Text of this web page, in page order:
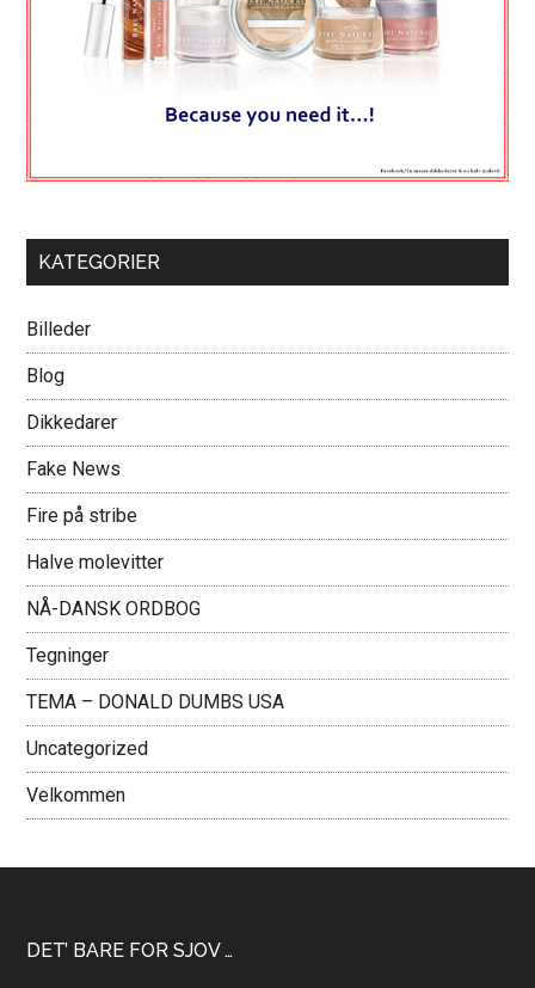
KATEGORIER
Billeder
Blog
Dikkedarer
Fake News
Fire på stribe
Halve molevitter
NÅ-DANSK ORDBOG
Tegninger
TEMA – DONALD DUMBS USA
Uncategorized
Velkommen
Footer
DET’ BARE FOR SJOV …